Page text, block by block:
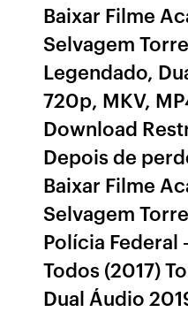
Baixar Filme
Selvagem
Legendado,
720p, MKV,
Download
Depois de
Baixar Filme
Selvagem
Polícia Federal
Todos (2017)
Dual Áudio